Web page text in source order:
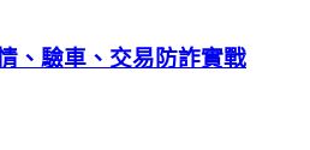
、驗車、交易防詐實戰